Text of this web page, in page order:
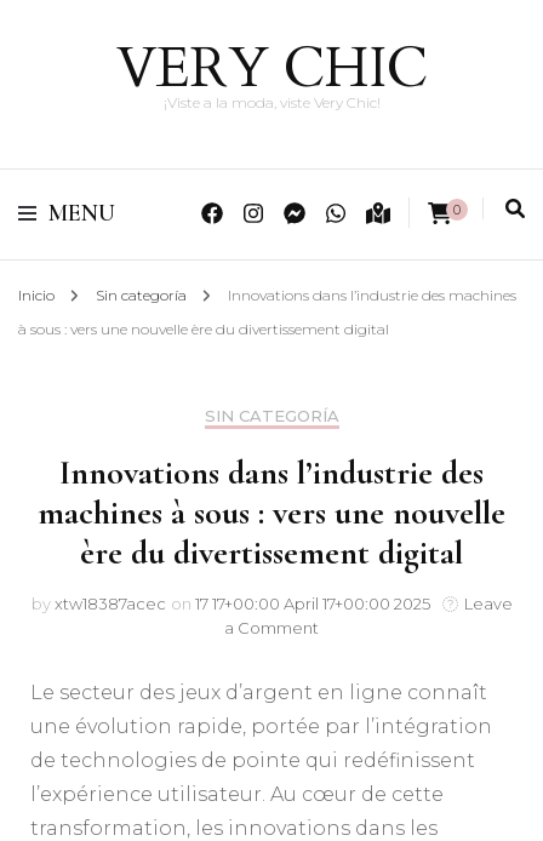
VERY CHIC
¡Viste a la moda, viste Very Chic!
MENU 0
Inicio Sin categoría
Innovations dans l’industrie des machines
à sous : vers une nouvelle ère du divertissement digital
SIN CATEGORÍA
Innovations dans l’industrie des
machines à sous : vers une nouvelle
ère du divertissement digital
byxtw18387acec on 17 17+00:00 April 17+00:00 2025
Leave
a Comment
Le secteur des jeux d’argent en ligne connaît
une évolution rapide, portée par l’intégration
de technologies de pointe qui redéfinissent
l’expérience utilisateur. Au cœur de cette
transformation, les innovations dans les